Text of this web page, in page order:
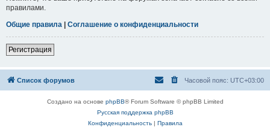
правилами.
Общие правила | Соглашение о конфиденциальности
Регистрация
Список форумов Часовой пояс: UTC+03:00
Создано на основе phpBB® Forum Software © phpBB Limited
Русская поддержка phpBB
Конфиденциальность| Правила